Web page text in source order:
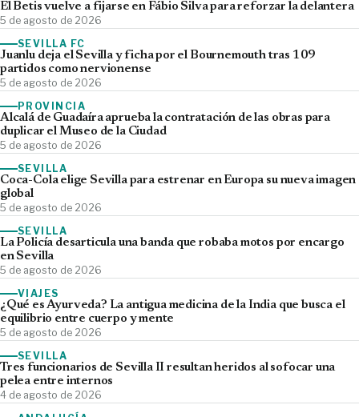
El Betis vuelve a fijarse en Fábio Silva para reforzar la delantera
5 de agosto de 2026
SEVILLA FC
Juanlu deja el Sevilla y ficha por el Bournemouth tras 109
partidos como nervionense
5 de agosto de 2026
PROVINCIA
Alcalá de Guadaíra aprueba la contratación de las obras para
duplicar el Museo de la Ciudad
5 de agosto de 2026
SEVILLA
Coca-Cola elige Sevilla para estrenar en Europa su nueva imagen
global
5 de agosto de 2026
SEVILLA
La Policía desarticula una banda que robaba motos por encargo
en Sevilla
5 de agosto de 2026
VIAJES
¿Qué es Ayurveda? La antigua medicina de la India que busca el
equilibrio entre cuerpo y mente
5 de agosto de 2026
SEVILLA
Tres funcionarios de Sevilla II resultan heridos al sofocar una
pelea entre internos
4 de agosto de 2026